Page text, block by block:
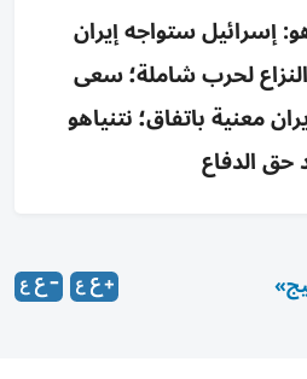
إسرائيل ستواجه إيران
لحرب شاملة؛ سعى
معنية باتفاق؛ نتنياهو
حق الدفاع